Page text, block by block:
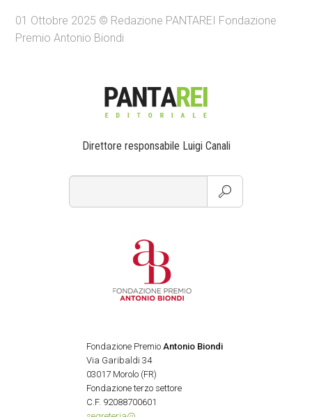
01 Ottobre 2025 © Redazione PANTAREI Fondazione
Premio Antonio Biondi
Direttore responsabile Luigi Canali
Fondazione PremioAntonio Biondi
Via Garibaldi 34
03017 Morolo (FR)
Fondazione terzo settore
C.F. 92088700601